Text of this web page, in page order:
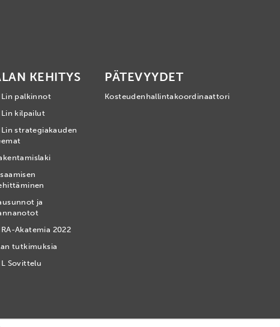
KEHITYS
palkinnot
kilpailut
strategiakauden
ja
Akatemia 2022
tutkimuksia
Sovittelu
PÄTEVYYDET
Kosteudenhallintakoordinaattori